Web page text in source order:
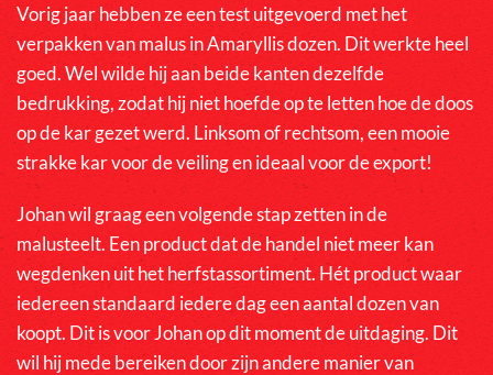
Vorig jaar hebben ze een test uitgevoerd met het
verpakken van malus in Amaryllis dozen. Dit werkte heel
goed. Wel wilde hij aan beide kanten dezelfde
bedrukking, zodat hij niet hoefde op te letten hoe de doos
op de kar gezet werd. Linksom of rechtsom, een mooie
strakke kar voor de veiling en ideaal voor de export!
Johan wil graag een volgende stap zetten in de
malusteelt. Een product dat de handel niet meer kan
wegdenken uit het herfstassortiment. Hét product waar
iedereen standaard iedere dag een aantal dozen van
koopt. Dit is voor Johan op dit moment de uitdaging. Dit
wil hij mede bereiken door zijn andere manier van